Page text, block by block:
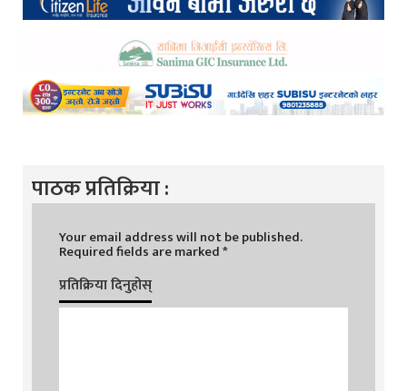
पाठक प्रतिक्रिया :
Your email address will not be published.
Required fields are marked*
प्रतिक्रिया दिनुहोस्